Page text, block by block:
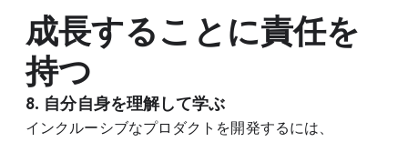
成長することに責任を
持つ
8. 自分自身を理解して学ぶ
インクルーシブなプロダクトを開発するには、